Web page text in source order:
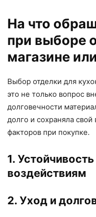
На что
при выборе
магазине
Выбор отделки для
это не только вопрос
долговечности
долго и сохраняла
факторов при покупке.
1.
воздействиям
2. Уход и